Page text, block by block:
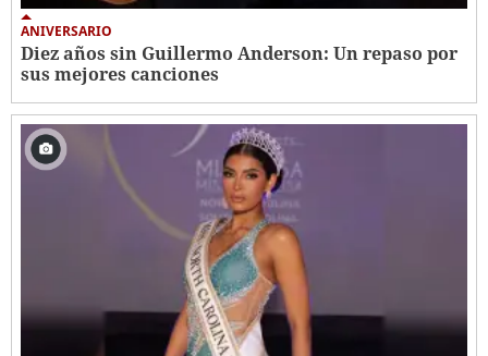
ANIVERSARIO
Diez años sin Guillermo Anderson: Un repaso por
sus mejores canciones